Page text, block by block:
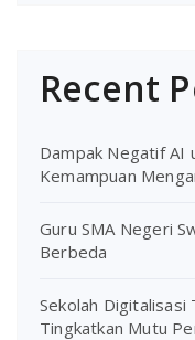
Recent
Dampak Negatif AI
Kemampuan
Guru SMA Negeri
Berbeda
Sekolah Digitalisasi
Tingkatkan Mutu